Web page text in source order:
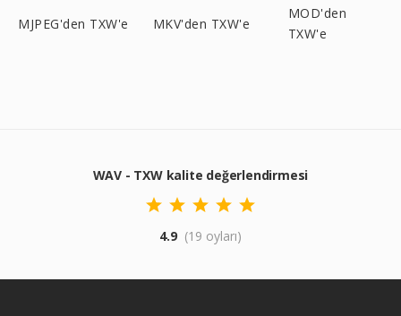
MJPEG'den TXW'e MKV'den TXW'e
MOD'den
TXW'e
WAV - TXW kalite değerlendirmesi
4.9 (19 oyları)